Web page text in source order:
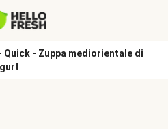
Quick - Zuppa mediorientale di